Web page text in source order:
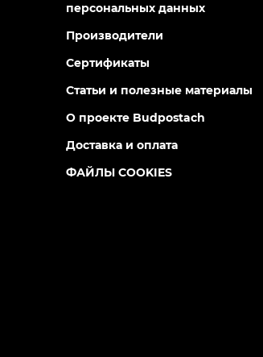
персональных данных
Производители
Сертификаты
Статьи и полезные материалы
О проекте Budpostach
Доставка и оплата
ФАЙЛЫ COOKIES